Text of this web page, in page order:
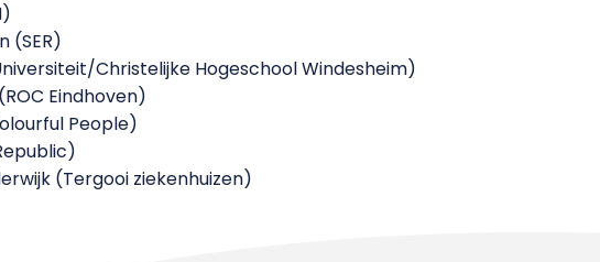
(SER)
Christelijke Hogeschool Windesheim)
Eindhoven)
People)
(Tergooi ziekenhuizen)